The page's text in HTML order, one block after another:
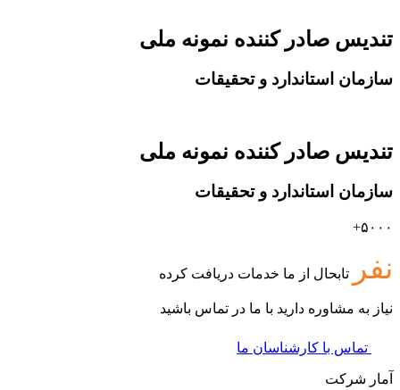
تندیس صادر کننده نمونه ملی
سازمان استاندارد و تحقیقات
تندیس صادر کننده نمونه ملی
سازمان استاندارد و تحقیقات
۵۰۰۰+
نفر تابحال از ما خدمات دریافت کرده
نیاز به مشاوره دارید با ما در تماس باشید
تماس با کارشناسان ما
آمار شرکت